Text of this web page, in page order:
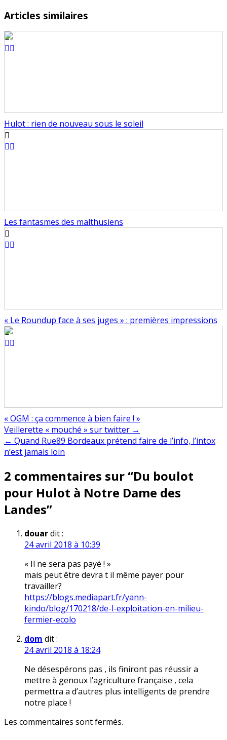
Articles similaires
Hulot : rien de nouveau sous le soleil
Les fantasmes des malthusiens
« Le Roundup face à ses juges » : premières impressions
« OGM : ça commence à bien faire ! »
Navigation
de
Veillerette « mouché » sur twitter →
← Quand Rue89 Bordeaux prétend faire de l’info, l’intox
n’est jamais loin
2 commentaires sur “Du boulot
pour Hulot à Notre Dame des
Landes”
douardit :
24 avril 2018 à 10:39
« Il ne sera pas payé ! »
mais peut être devra t il même payer pour
travailler?
https://blogs.mediapart.fr/yann-
kindo/blog/170218/de-l-exploitation-en-milieu-
fermier-ecolo
dom dit :
24 avril 2018 à 18:24
Ne désespérons pas , ils finiront pas réussir a
mettre à genoux l’agriculture française , cela
permettra a d’autres plus intelligents de prendre
notre place !
Les commentaires sont fermés.